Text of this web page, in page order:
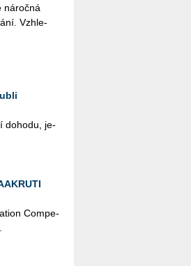
ná­roč­ná
Vzhle­
do­ho­du, je­
Com­pe­